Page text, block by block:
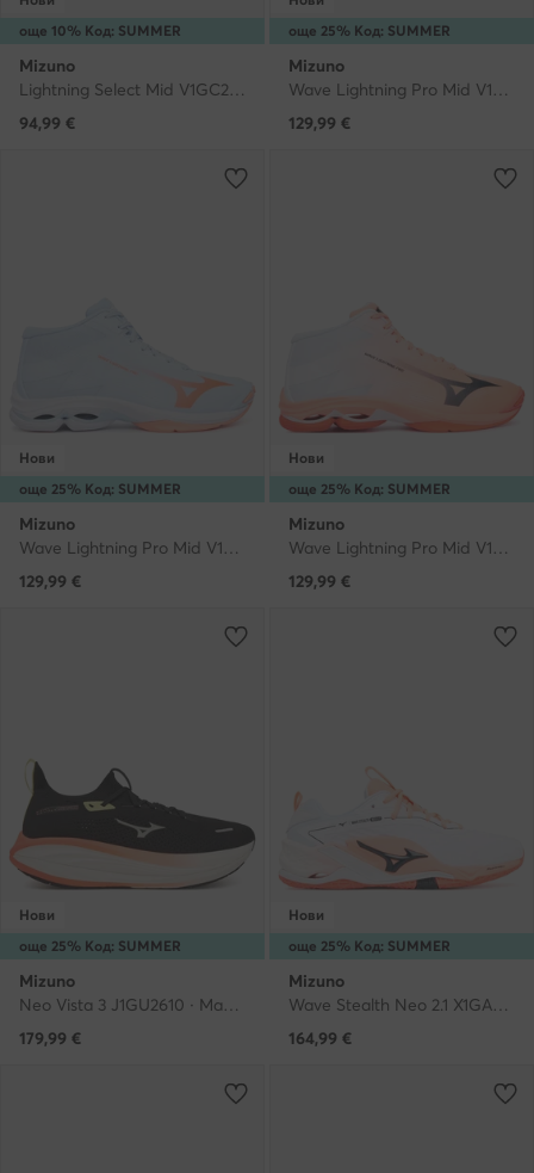
още 10% Код: SUMMER
Mizuno
Lightning Select Mid V1GC2675 · Обувки за зала
94,99 €
още 25% Код: SUMMER
Mizuno
Wave Lightning Pro Mid V1GC2665 · Обувки за зала
129,99 €
още 25% Код: SUMMER
Нови
Mizuno
Wave Lightning Pro Mid V1GC2665 · Обувки за зала
129,99 €
още 25% Код: SUMMER
Нови
Mizuno
Wave Lightning Pro Mid V1GA2665 · Обувки за зала
129,99 €
още 25% Код: SUMMER
Нови
Mizuno
Neo Vista 3 J1GU2610 · Маратонки за бягане
179,99 €
още 25% Код: SUMMER
Нови
Mizuno
Wave Stealth Neo 2.1 X1GA2640 · Обувки за зала
164,99 €